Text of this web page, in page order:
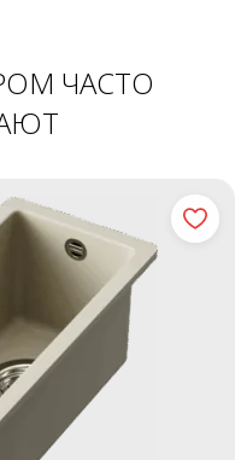
ЧАСТО